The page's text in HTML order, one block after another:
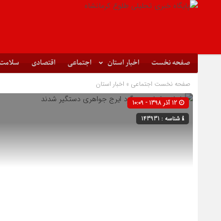
صفحه نخست اخبار استان اجتماعی اقتصادی
صفحه نخست اجتماعی » اخبار استان
شناسه : 143931